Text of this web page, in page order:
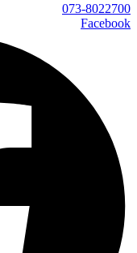
073-8022700
Facebook